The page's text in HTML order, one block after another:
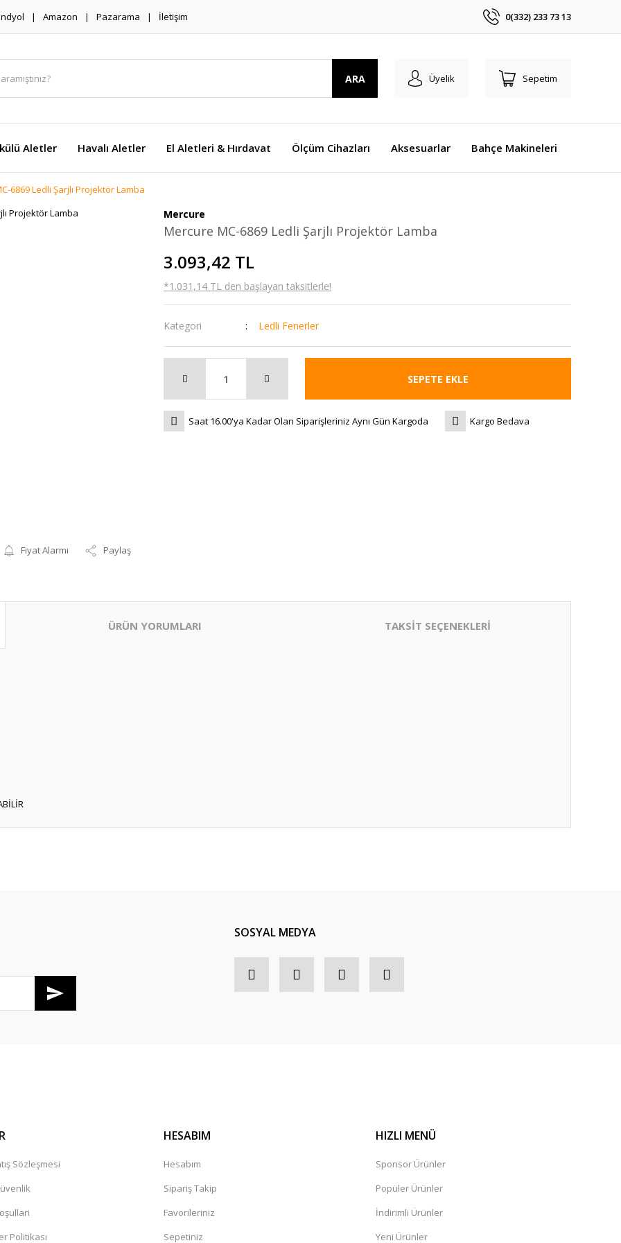
Amazon Pazarama İletişim 0(332) 233 73 13
ARA Üyelik Sepetim
Aletler Havalı Aletler El Aletleri & Hırdavat Ölçüm Cihazları Aksesuarlar Bahçe Makineleri
6869 Ledli Şarjlı Projektör Lamba
Fiyat Alarmı Paylaş
Mercure
Mercure MC-6869 Ledli Şarjlı Projektör Lamba
3.093,42 TL
*1.031,14 TL den başlayan taksitlerle!
Kategori Ledli Fenerler
SEPETE EKLE
Saat 16.00'ya Kadar Olan Siparişleriniz Aynı Gün Kargoda Kargo Bedava
ÜRÜN YORUMLARI TAKSİT SEÇENEKLERİ
SOSYAL MEDYA
Sözleşmesi
Politikası
HESABIM
Hesabım
Sipariş Takip
Favorileriniz
Sepetiniz
HIZLI MENÜ
Sponsor Ürünler
Popüler Ürünler
İndirimli Ürünler
Yeni Ürünler